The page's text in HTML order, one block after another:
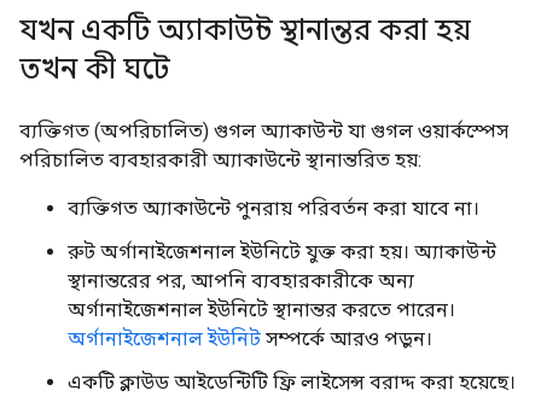
যখন একটি অ্যাকাউন্ট স্থানান্তর করা হয়
তখন কী ঘটে
ব্যক্তিগত (অপরিচালিত) গুগল অ্যাকাউন্ট যা গুগল ওয়ার্কস্পেস
পরিচালিত ব্যবহারকারী অ্যাকাউন্টে স্থানান্তরিত হয়:
ব্যক্তিগত অ্যাকাউন্টে পুনরায় পরিবর্তন করা যাবে না।
রুট অর্গানাইজেশনাল ইউনিটে যুক্ত করা হয়। অ্যাকাউন্ট
স্থানান্তরের পর, আপনি ব্যবহারকারীকে অন্য
অর্গানাইজেশনাল ইউনিটে স্থানান্তর করতে পারেন।
অর্গানাইজেশনাল ইউনিট সম্পর্কে আরও পড়ুন।
একটি ক্লাউড আইডেন্টিটি ফ্রি লাইসেন্স বরাদ্দ করা হয়েছে।